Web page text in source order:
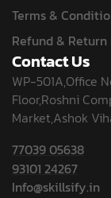
Terms &
Refund & Return
Contact Us
WP-501A,Office
Floor,Roshni
Market,Ashok
77039 05638
93101 24267
Info@skillsify.in